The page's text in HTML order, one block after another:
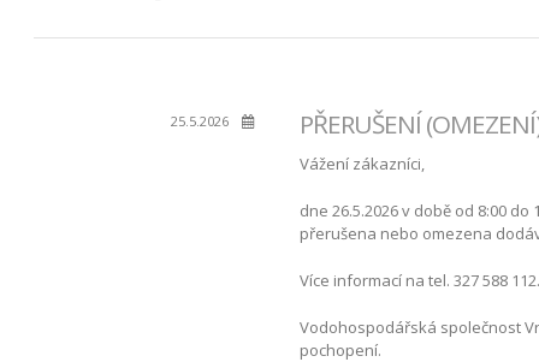
25.5.2026 PŘERUŠENÍ
Vážení zákazníci,
dne 26.5.2026 v době od 8:00
přerušena nebo omezena
Více informací na tel. 327 588
Vodohospodářská společnost
pochopení.